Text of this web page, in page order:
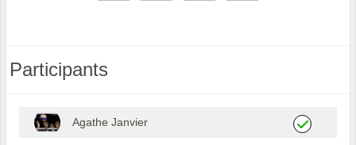
Participants
Agathe Janvier